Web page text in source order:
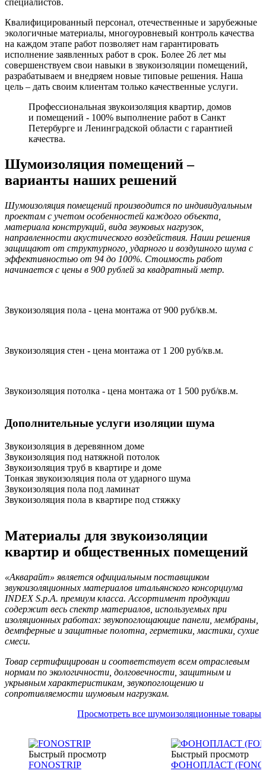
Квалифицированный персонал, отечественные и зарубежные
экологичные материалы, многоуровневый контроль качества
на каждом этапе работ позволяет нам гарантировать
исполнение заявленных работ в срок. Более 26 лет мы
совершенствуем свои навыки в звукоизоляции помещений,
разрабатываем и внедряем новые типовые решения. Наша
цель – дать своим клиентам только качественные услуги.
Профессиональная звукоизоляция квартир, домов
и помещений - 100% выполнение работ в Санкт
Петербурге и Ленинградской области с гарантией
качества.
Шумоизоляция помещений –
варианты наших решений
Шумоизоляция помещений производится по индивидуальным
проектам с учетом особенностей каждого объекта,
материала конструкций, вида звуковых нагрузок,
направленности акустического воздействия. Наши решения
защищают от структурного, ударного и воздушного шума с
эффективностью от 94 до 100%. Стоимость работ
начинается с цены в 900 рублей за квадратный метр.
Звукоизоляция пола - цена монтажа от 900 руб/кв.м.
Звукоизоляция стен - цена монтажа от 1 200 руб/кв.м.
Звукоизоляция потолка - цена монтажа от 1 500 руб/кв.м.
Дополнительные услуги изоляции шума
Звукоизоляция в деревянном доме
Звукоизоляция под натяжной потолок
Звукоизоляция труб в квартире и доме
Тонкая звукоизоляция пола от ударного шума
Звукоизоляция пола под ламинат
Звукоизоляция пола в квартире под стяжку
Материалы для звукоизоляции
квартир и общественных помещений
«Акварайт» является официальным поставщиком
звукоизоляционных материалов итальянского консорциума
INDEX S.p.A. премиум класса. Ассортимент продукции
содержит весь спектр материалов, используемых при
изоляционных работах: звукопоглощающие панели, мембраны,
демпферные и защитные полотна, герметики, мастики, сухие
смеси.
Товар сертифицирован и соответствует всем отраслевым
нормам по экологичности, долговечности, защитным и
укрывным характеристикам, звукопоглощению и
сопротивляемости шумовым нагрузкам.
Просмотреть все шумоизоляционные товары
Быстрый просмотр
FONOSTRIP
Быстрый просмотр
ФОНОПЛАСТ